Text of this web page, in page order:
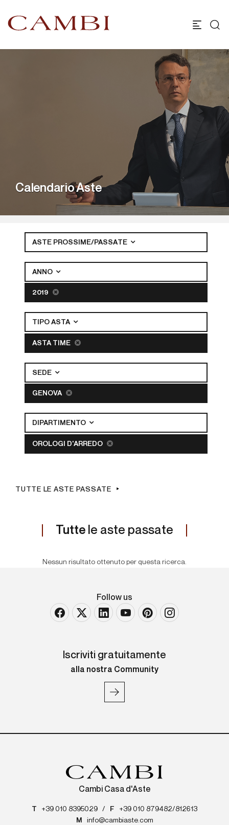
Calendario Aste
ASTE PROSSIME/PASSATE
ANNO
2019
TIPO ASTA
ASTA TIME
SEDE
GENOVA
DIPARTIMENTO
OROLOGI D'ARREDO
TUTTE LE ASTE PASSATE
Tutte le aste passate
Nessun risultato ottenuto per questa ricerca.
Follow us
Iscriviti gratuitamente
alla nostra Community
Cambi Casa d'Aste
T +39 010 8395029 / F
+39 010 879482/812613
M
info@cambiaste.com